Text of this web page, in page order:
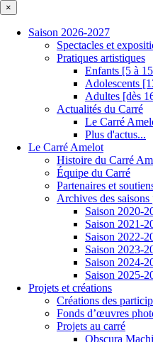
×
Saison 2026-2027
Spectacles et
Pratiques artistiques
Enfants [5 à
Adolescents
Adultes [dès
Actualités du Carré
Le Carré
Plus d'actus...
Le Carré Amelot
Histoire du Carré
Équipe du Carré
Partenaires et
Archives des saisons
Saison 2020-
Saison 2021-
Saison 2022-
Saison 2023-
Saison 2024-
Saison 2025-
Projets et créations
Créations des
Fonds d’œuvres
Projets au carré
Obscura